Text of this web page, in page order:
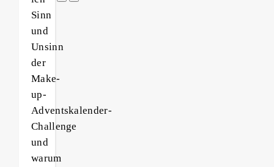
Sinn
und
Unsinn
der
Make-
up-
Adventskalender-
Challenge
und
warum